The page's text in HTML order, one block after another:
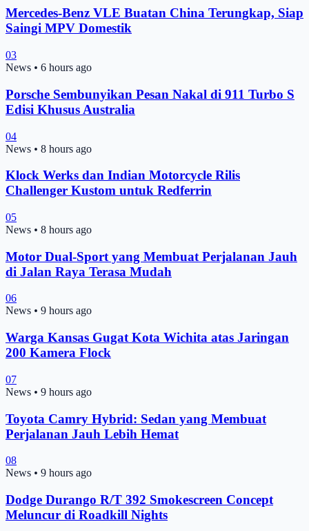
Mercedes-Benz VLE Buatan China Terungkap, Siap
Saingi MPV Domestik
03
News • 6 hours ago
Porsche Sembunyikan Pesan Nakal di 911 Turbo S
Edisi Khusus Australia
04
News • 8 hours ago
Klock Werks dan Indian Motorcycle Rilis
Challenger Kustom untuk Redferrin
05
News • 8 hours ago
Motor Dual-Sport yang Membuat Perjalanan Jauh
di Jalan Raya Terasa Mudah
06
News • 9 hours ago
Warga Kansas Gugat Kota Wichita atas Jaringan
200 Kamera Flock
07
News • 9 hours ago
Toyota Camry Hybrid: Sedan yang Membuat
Perjalanan Jauh Lebih Hemat
08
News • 9 hours ago
Dodge Durango R/T 392 Smokescreen Concept
Meluncur di Roadkill Nights